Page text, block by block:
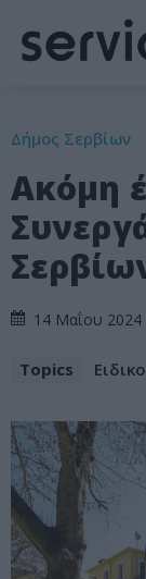
Δήμος Σερβίων
Ακόμη
14 Μαΐου 2024
Topics